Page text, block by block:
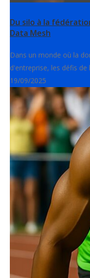
Du silo à la
Data Mesh
Dans un monde où la
d'entreprise, les défis de
19/09/2025